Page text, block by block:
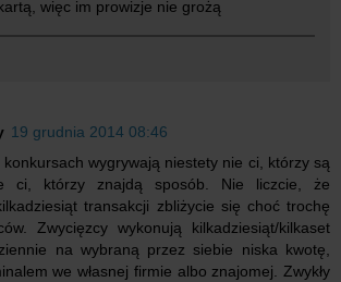
więc im prowizje nie grożą
19 grudnia 2014 08:46
wygrywają niestety nie ci, którzy są
ci, którzy znajdą sposób. Nie liczcie, że
transakcji zbliżycie się choć trochę
Zwycięzcy wykonują kilkadziesiąt/kilkaset
na wybraną przez siebie niska kwotę,
we własnej firmie albo znajomej. Zwykły